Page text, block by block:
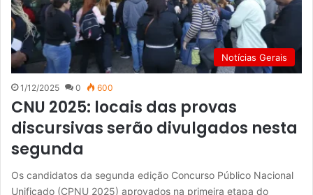
Notícias Gerais
1/12/2025 0 600
CNU 2025: locais das provas
discursivas serão divulgados nesta
segunda
Os candidatos da segunda edição Concurso Público Nacional
Unificado (CPNU 2025) aprovados na primeira etapa do